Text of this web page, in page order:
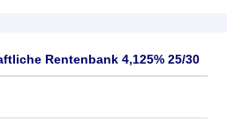
Rentenbank 4,125% 25/30